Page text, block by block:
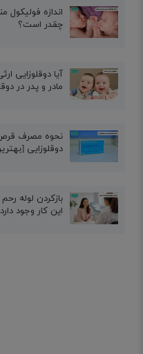
اندازه فولیکول
چقدر است؟
آیا دوقلوزایی
مادر و پدر در
نحوه مصرف قرص
دوقلوزایی
بازکردن لوله
این کار وجود